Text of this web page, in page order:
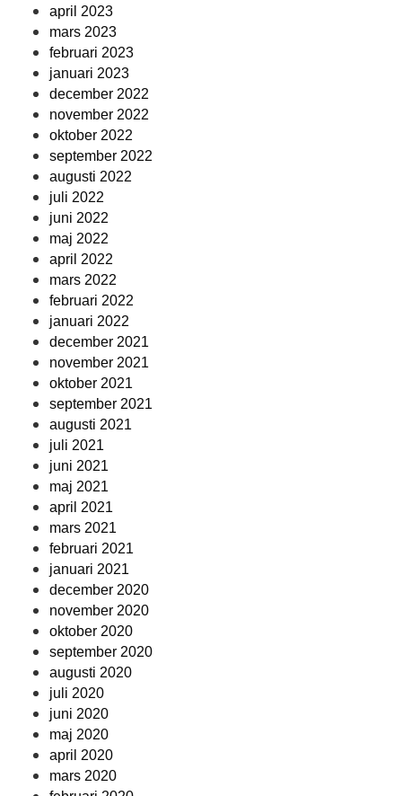
april 2023
mars 2023
februari 2023
januari 2023
december 2022
november 2022
oktober 2022
september 2022
augusti 2022
juli 2022
juni 2022
maj 2022
april 2022
mars 2022
februari 2022
januari 2022
december 2021
november 2021
oktober 2021
september 2021
augusti 2021
juli 2021
juni 2021
maj 2021
april 2021
mars 2021
februari 2021
januari 2021
december 2020
november 2020
oktober 2020
september 2020
augusti 2020
juli 2020
juni 2020
maj 2020
april 2020
mars 2020